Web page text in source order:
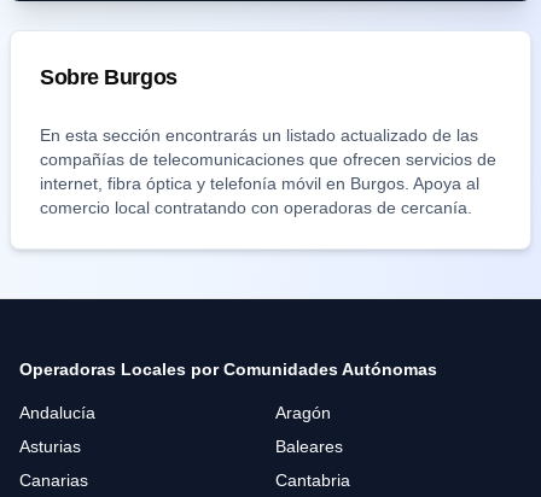
Sobre Burgos
En esta sección encontrarás un listado actualizado de las
compañías de telecomunicaciones que ofrecen servicios de
internet, fibra óptica y telefonía móvil en Burgos . Apoya al
comercio local contratando con operadoras de cercanía.
Operadoras Locales por Comunidades Autónomas
Andalucía
Aragón
Asturias
Baleares
Canarias
Cantabria